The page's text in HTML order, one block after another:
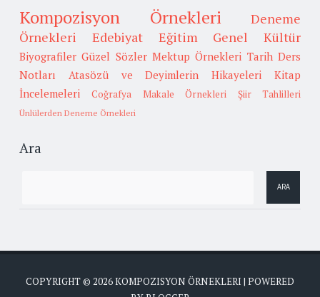
Kompozisyon Örnekleri
Deneme
Örnekleri
Edebiyat Eğitim Genel Kültür
Biyografiler Güzel Sözler Mektup Örnekleri Tarih Ders
Notları
Atasözü ve Deyimlerin Hikayeleri
Kitap
İncelemeleri
Coğrafya Makale Örnekleri Şiir Tahlilleri
Ünlülerden Deneme Örnekleri
Ara
COPYRIGHT © 2026KOMPOZISYON ÖRNEKLERI | POWERED